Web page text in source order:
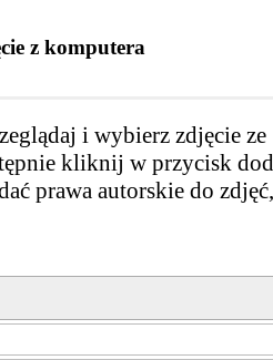
z komputera
i wybierz zdjęcie ze
kliknij w przycisk
prawa autorskie do